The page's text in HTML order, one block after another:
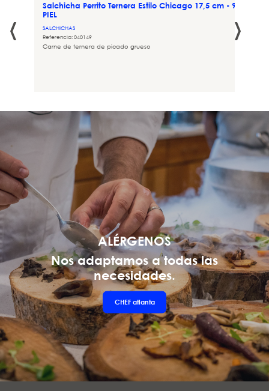
Salchicha Perrito Ternera Estilo Chicago 17,5 cm - 90 gr SIN
PIEL
SALCHICHAS
Referencia: 040149
Carne de ternera de picado grueso
‹ ›
ALÉRGENOS
Nos adaptamos a todas las
necesidades.
CHEF atlanta